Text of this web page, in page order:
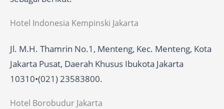
Hotel Indonesia Kempinski Jakarta
Jl. M.H. Thamrin No.1, Menteng, Kec. Menteng, Kota
Jakarta Pusat, Daerah Khusus Ibukota Jakarta
10310•(021) 23583800.
Hotel Borobudur Jakarta